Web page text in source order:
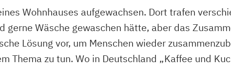
Wohnhauses aufgewachsen. Dort trafen
gerne Wäsche gewaschen hätte, aber das
Lösung vor, um Menschen wieder
Thema zu tun. Wo in Deutschland „Kaffee und